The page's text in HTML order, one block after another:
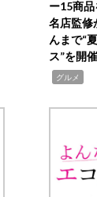
ー15商
名店監修
んまで“
ス”を開
グルメ